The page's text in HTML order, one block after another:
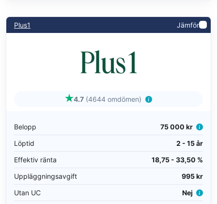
Plus1 Jämför
4.7 (4644 omdömen)
Belopp
75 000 kr
Löptid
2 - 15 år
Effektiv ränta
18,75 - 33,50 %
Uppläggningsavgift
995 kr
Utan UC
Nej